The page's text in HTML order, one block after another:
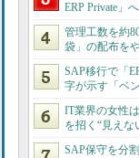
ERP Private」
管理工数を約
袋」の配布を
SAP移行で「
字が示す「ベ
IT業界の女性
を招く“見えな
SAP保守を分